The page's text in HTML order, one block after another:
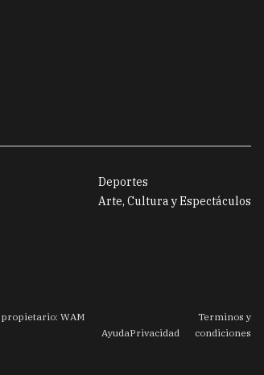
Deportes
Arte, Cultura y Espectáculos
WAM
AyudaPrivacidad
Terminos y
condiciones